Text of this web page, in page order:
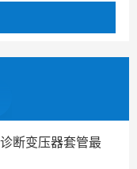
断变压器套管最